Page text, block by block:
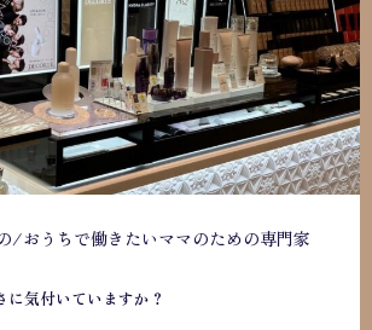
/おうちで働きたいママのための専門家
に気付いていますか？